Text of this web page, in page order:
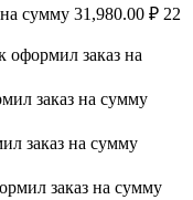
сумму 31,980.00 ₽ 22
оформил заказ на
заказ на сумму
заказ на сумму
заказ на сумму